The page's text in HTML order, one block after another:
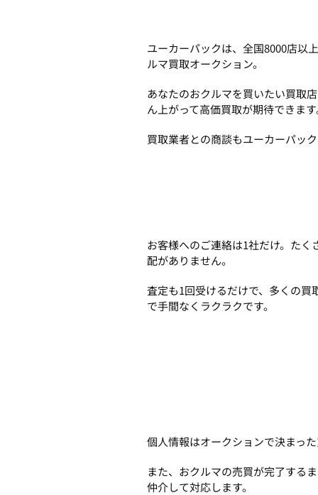
ユーカーパックは、全国8000店以
ルマ買取オークション。
あなたのおクルマを買いたい買取
ん上がって高価買取が期待できま
買取業者との商談もユーカーパッ
お客様へのご連絡は1社だけ。た
配がありません。
査定も1回受けるだけで、多くの
で手間なくラクラクです。
個人情報はオークションで決まっ
また、おクルマの売買が完了する
仲介して対応します。